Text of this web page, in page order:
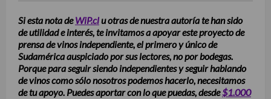
Si esta nota deWiP.clu otras de nuestra autoría te han sido
de utilidad e interés, te invitamos a apoyar este proyecto de
prensa de vinos independiente, el primero y único de
Sudamérica auspiciado por sus lectores, no por bodegas.
Porque para seguir siendo independientes y seguir hablando
de vinos como sólo nosotros podemos hacerlo, necesitamos
de tu apoyo. Puedes aportar con lo que puedas, desde$1.000